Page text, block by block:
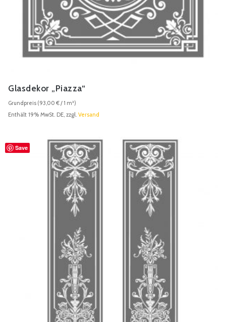
Glasdekor „Piazza“
Grundpreis (93,00 €/ 1 m²)
Enthält 19% MwSt. DE, zzgl. Versand
Save